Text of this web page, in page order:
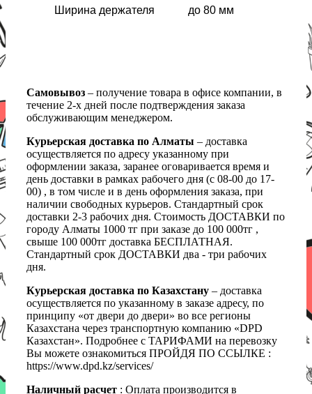
Ширина держателя до 80 мм
Самовывоз – получение товара в офисе компании, в
течение 2-х дней после подтверждения заказа
обслуживающим менеджером.
Курьерская доставка по Алматы – доставка
осуществляется по адресу указанному при
оформлении заказа, заранее оговаривается время и
день доставки в рамках рабочего дня (с 08-00 до 17-
00) , в том числе и в день оформления заказа, при
наличии свободных курьеров. Стандартный срок
доставки 2-3 рабочих дня. Стоимость ДОСТАВКИ по
городу Алматы 1000 тг при заказе до 100 000тг ,
свыше 100 000тг доставка БЕСПЛАТНАЯ.
Стандартный срок ДОСТАВКИ два - три рабочих
дня.
Курьерская доставка по Казахстану – доставка
осуществляется по указанному в заказе адресу, по
принципу «от двери до двери» во все регионы
Казахстана через транспортную компанию «DPD
Казахстан». Подробнее с ТАРИФАМИ на перевозку
Вы можете ознакомиться ПРОЙДЯ ПО ССЫЛКЕ :
https://www.dpd.kz/services/
Наличный расчет : Оплата производится в